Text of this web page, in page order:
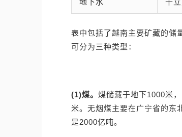
地下水 千
表中包括了越南主要矿藏的储
可分为三种类型：
(1)煤。 煤储藏于地下1000米
米。无烟煤主要在广宁省的东
是2000亿吨。